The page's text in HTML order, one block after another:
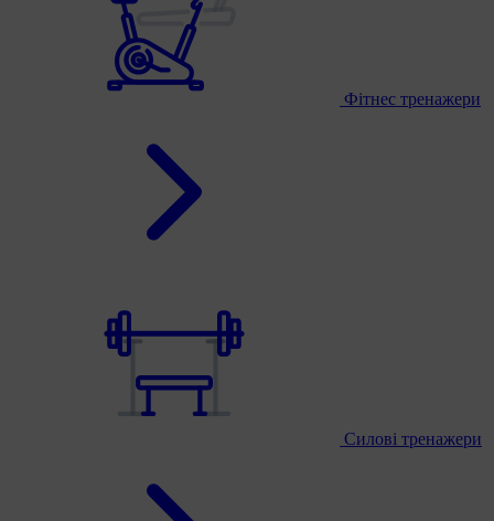
Фітнес тренажери
Силові тренажери